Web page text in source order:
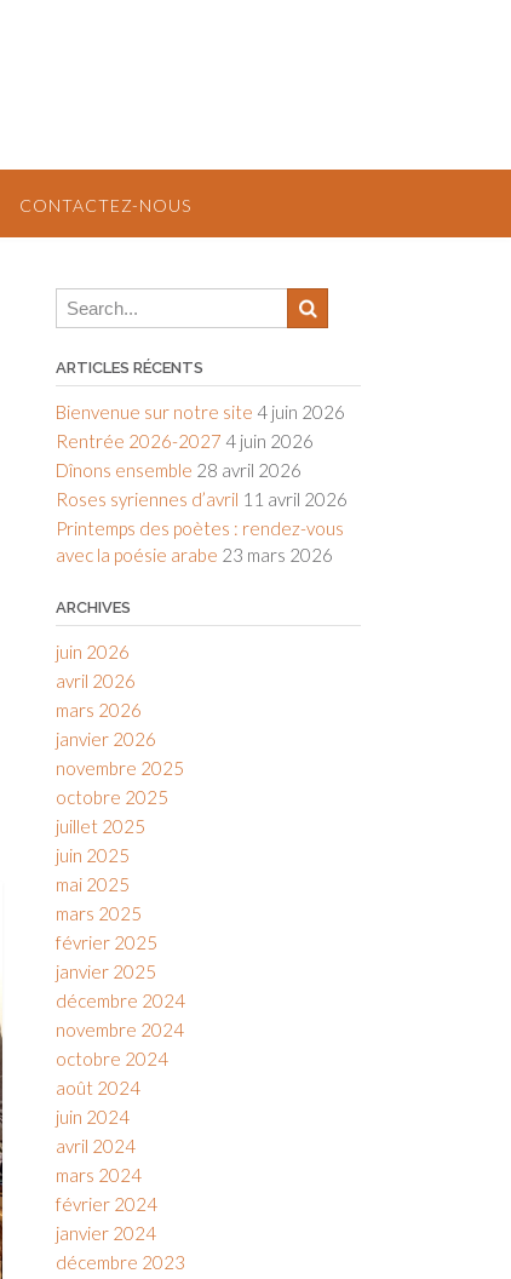
CONTACTEZ-NOUS
ARTICLES RÉCENTS
Bienvenue sur notre site 4 juin 2026
Rentrée 2026-2027 4 juin 2026
Dînons ensemble 28 avril 2026
Roses syriennes d’avril 11 avril 2026
Printemps des poètes : rendez-vous
avec la poésie arabe 23 mars 2026
ARCHIVES
juin 2026
avril 2026
mars 2026
janvier 2026
novembre 2025
octobre 2025
juillet 2025
juin 2025
mai 2025
mars 2025
février 2025
janvier 2025
décembre 2024
novembre 2024
octobre 2024
août 2024
juin 2024
avril 2024
mars 2024
février 2024
janvier 2024
décembre 2023